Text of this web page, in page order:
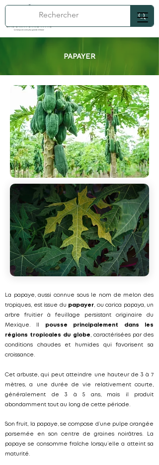
PAPAYER
La papaye, aussi connue sous le nom de melon des
tropiques, est issue du papayer , ou carica papaya, un
arbre fruitier à feuillage persistant originaire du
Mexique. Il
pousse principalement dans les
régions tropicales du globe , caractérisées par des
conditions chaudes et humides qui favorisent sa
croissance.
Cet arbuste, qui peut atteindre une hauteur de 3 à 7
mètres, a une durée de vie relativement courte,
généralement de 3 à 5 ans, mais il produit
abondamment tout au long de cette période.
Son fruit, la papaye, se compose d’une pulpe orangée
parsemée en son centre de graines noirâtres. La
papaye se consomme fraîche lorsqu’elle a atteint sa
maturité.